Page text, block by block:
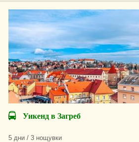
Уикенд в Загреб
5 дни / 3 нощувки